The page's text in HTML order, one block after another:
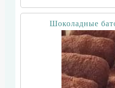
Шоколадные